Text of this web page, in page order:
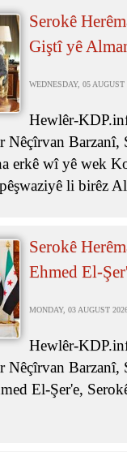
Serokê
Giştî yê
WEDNESDAY, 05 AUGUST
Hewlêr-
Nêçîrvan Barzanî,
erkê wî yê wek
li birêz
Serokê
Ehmed El-
MONDAY, 03 AUGUST
Hewlêr-
Nêçîrvan Barzanî,
El-Şer'e,